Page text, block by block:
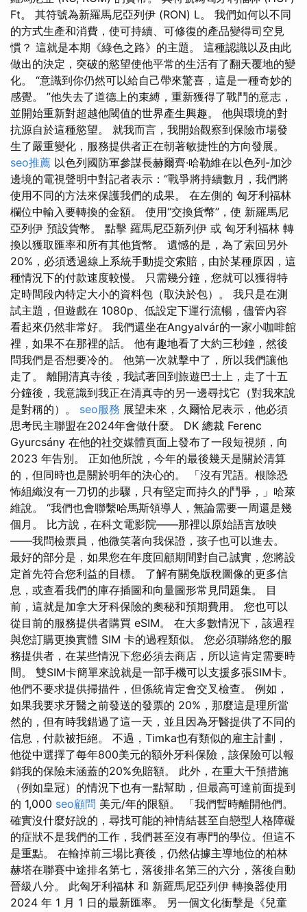
Ft。 其符號為新羅馬尼亞列伊 (RON) L。 我們如何以不同
的方式生產和消費，使可持續、可修復的產品變得司空見
慣？ 這就是本期《綠色之路》的主題。 這種認識以及由此
做出的決定，突破的慾望使他平常的生活有了翻天覆地的變
化。 “意識到你仍然可以給自己帶來驚喜，這是一種奇妙的
感覺。 ”他失去了道德上的束縛，重新獲得了戰鬥的意志，
並開始重新對超越他閾值的世界產生興趣。 他與環境的對
抗源自於這種慾望。 就我而言，我開始觀察到保險市場發
生了嚴重變化，服務提供者正在朝著敏捷性的方向發展。
seo推薦 以色列國防軍參謀長赫爾齊·哈勒維在以色列-加沙
邊境的電視聲明中對記者表示：“戰爭將持續數月，我們將
使用不同的方法來保護我們的成果。 在左側的 匈牙利福林
欄位中輸入要轉換的金額。 使用“交換貨幣”，使 新羅馬尼
亞列伊 預設貨幣。 點擊 羅馬尼亞新列伊 或 匈牙利福林 轉
換以獲取匯率和所有其他貨幣。 遺憾的是，為了索回另外
20%，必須透過線上系統手動提交索賠，由於某種原因，這
種情況下的付款速度較慢。 只需幾分鐘，您就可以獲得特
定時間段內特定大小的資料包（取決於包）。 我只是在測
試主題，但遊戲在 1080p、低設定下運行流暢，儘管內容
看起來仍然非常好。 我們還坐在Angyalvár的一家小咖啡館
裡，如果不在那裡的話。 他有趣地看了大約三秒鐘，然後
問我們是否想要冷的。 他第一次就擊中了，所以我們讓他
走了。 離開清真寺後，我試著回到旅遊巴士上，走了十五
分鐘後，我意識到我正在清真寺的另一邊尋找它（對我來說
是對稱的）。 seo服務 展望未來，久爾恰尼表示，他必須
思考民主聯盟在2024年會做什麼。 DK 總裁 Ferenc
Gyurcsány 在他的社交媒體頁面上發布了一段短視頻，向
2023 年告別。 正如他所說，今年的最後幾天是關於清算
的，但同時也是關於明年的決心的。 「沒有咒語。根除恐
怖組織沒有一刀切的步驟，只有堅定而持久的鬥爭，」哈萊
維說。 “我們也會聯繫哈馬斯領導人，無論需要一周還是幾
個月。 比方說，在科文電影院——那裡以原始語言放映
——我問檢票員，他微笑著向我保證，孩子也可以進去。
最好的部分是，如果您在年度回顧期間對自己誠實，您將設
定首先符合您利益的目標。 了解有關免版稅圖像的更多信
息，或查看我們的庫存插圖和向量圖形常見問題集。 目
前，這就是加拿大牙科保險的奧秘和預期費用。 您也可以
從目前的服務提供者購買 eSIM。 在大多數情況下，該過程
與您訂購更換實體 SIM 卡的過程類似。 您必須聯絡您的服
務提供者，在某些情況下您必須去商店，所以這肯定需要時
間。 雙SIM卡簡單來說就是一部手機可以支援多張SIM卡。
他們不要求提供掃描件，但係統肯定會交叉檢查。 例如，
如果我要求牙醫之前發送的發票的 20%，那麼這是理所當
然的，但有時我錯過了這一天，並且因為牙醫提供了不同的
信息，付款被拒絕。 不過，Timka也有類似的雇主計劃，
他從中選擇了每年800美元的額外牙科保險，該保險可以報
銷我的保險未涵蓋的20%免賠額。 此外，在重大干預措施
（例如皇冠）的情況下也有一點幫助，但最高可達前面提到
的 1,000 seo顧問 美元/年的限額。 「我們暫時離開他們。
確實沒什麼好說的，尋找可能的神情結甚至自戀型人格障礙
的症狀不是我們的工作，我們甚至沒有專門的學位。但這不
是重點。 在輸掉前三場比賽後，仍然佔據主導地位的柏林
赫塔在聯賽中途排名第七，落後排名第三的六分，落後自動
晉級八分。 此匈牙利福林 和 新羅馬尼亞列伊 轉換器使用
2024 年 1 月 1 日的最新匯率。 另一個文化衝擊是《兒童